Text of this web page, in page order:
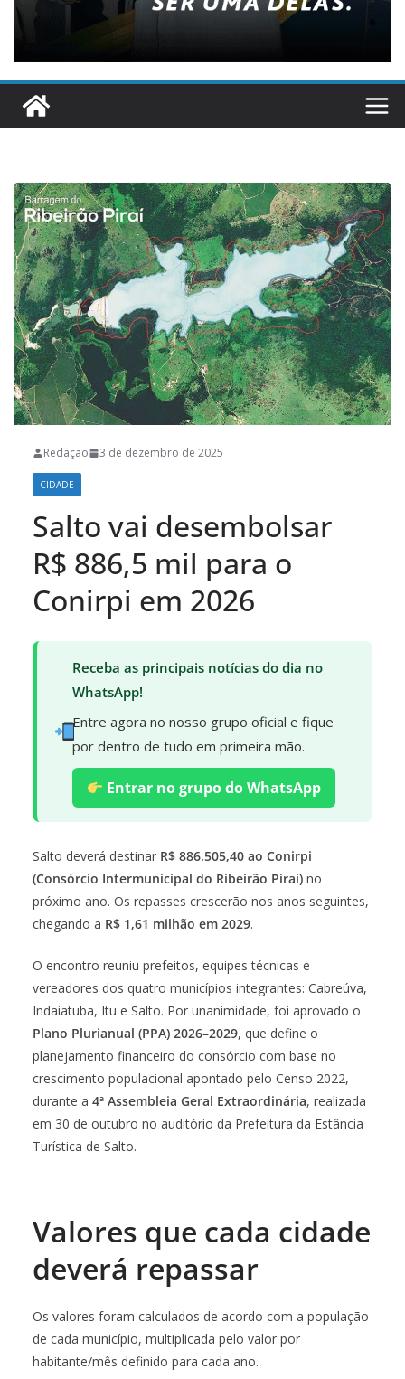
Redação 3 de dezembro de 2025
CIDADE
Salto vai desembolsar
R$ 886,5 mil para o
Conirpi em 2026
Receba as principais notícias do dia no
WhatsApp!
Entre agora no nosso grupo oficial e fique
por dentro de tudo em primeira mão.
Entrar no grupo do WhatsApp
Salto deverá destinar R$ 886.505,40 ao Conirpi
(Consórcio Intermunicipal do Ribeirão Piraí) no
próximo ano. Os repasses crescerão nos anos seguintes,
chegando a R$ 1,61 milhão em 2029.
O encontro reuniu prefeitos, equipes técnicas e
vereadores dos quatro municípios integrantes: Cabreúva,
Indaiatuba, Itu e Salto. Por unanimidade, foi aprovado o
Plano Plurianual (PPA) 2026–2029, que define o
planejamento financeiro do consórcio com base no
crescimento populacional apontado pelo Censo 2022,
durante a 4ª Assembleia Geral Extraordinária, realizada
em 30 de outubro no auditório da Prefeitura da Estância
Turística de Salto.
Valores que cada cidade
deverá repassar
Os valores foram calculados de acordo com a população
de cada município, multiplicada pelo valor por
habitante/mês definido para cada ano.